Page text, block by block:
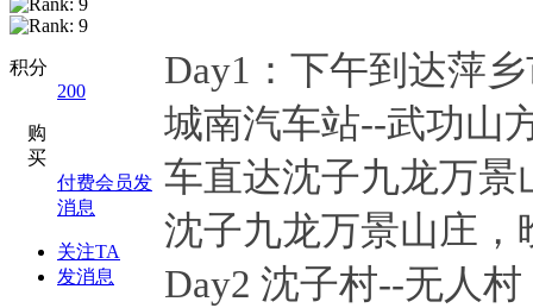
积分
200
购
买
付费会员发
消息
关注TA
发消息
Day1：下午到达萍
城南汽车站--武功山
车直达沈子九龙万
沈子九龙万景山庄
Day2 沈子村--无人